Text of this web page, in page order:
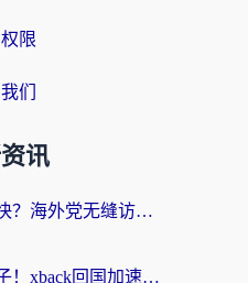
限
们
讯
归雁加速器怎么升级快？海外党无缝访问国内资源的全攻略（附免费VPN推荐Dcard热门款）
海外党别被地域卡脖子！xback回国加速器选择全攻略，轻松刷剧玩国服